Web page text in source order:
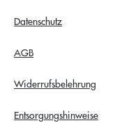
Datenschutz
AGB
Widerrufsbelehrung
Entsorgungshinweise